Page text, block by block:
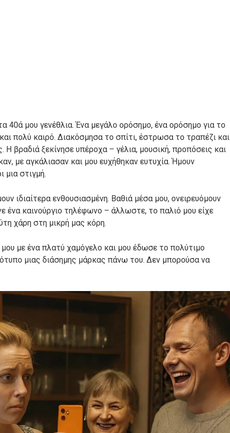
40ά μου γενέθλια. Ένα μεγάλο ορόσημο, ένα ορόσημο για το
πολύ καιρό. Διακόσμησα το σπίτι, έστρωσα το τραπέζι και
Η βραδιά ξεκίνησε υπέροχα – γέλια, μουσική, προπόσεις και
με αγκάλιασαν και μου ευχήθηκαν ευτυχία. Ήμουν
μια στιγμή.
ιδιαίτερα ενθουσιασμένη. Βαθιά μέσα μου, ονειρευόμουν
ένα καινούργιο τηλέφωνο – άλλωστε, το παλιό μου είχε
χάρη στη μικρή μας κόρη.
με ένα πλατύ χαμόγελο και μου έδωσε το πολύτιμο
μιας διάσημης μάρκας πάνω του. Δεν μπορούσα να